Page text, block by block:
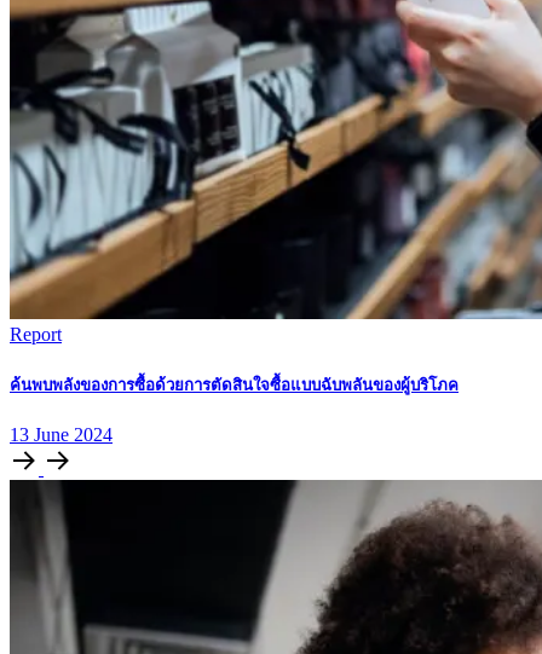
Report
ค้นพบพลังของการซื้อด้วยการตัดสินใจซื้อแบบฉับพลันของผู้บริโภค
13 June 2024